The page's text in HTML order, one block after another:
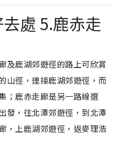
處 5.鹿赤走
及鹿湖郊遊徑的路上可欣賞
山徑，連接鹿湖郊遊徑，而
；鹿赤走廊是另一路線選
發，往北潭郊遊徑，到北潭
，上鹿湖郊遊徑，返麥理浩